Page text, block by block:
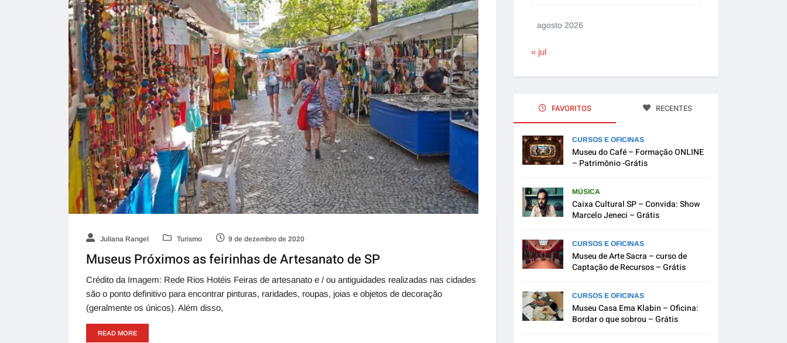
Juliana Rangel Turismo 9 de dezembro de 2020
Museus Próximos as feirinhas de Artesanato de SP
Crédito da Imagem: Rede Rios Hotéis Feiras de artesanato e / ou antiguidades realizadas nas cidades
são o ponto definitivo para encontrar pinturas, raridades, roupas, joias e objetos de decoração
(geralmente os únicos). Além disso,
READ MORE
agosto 2026
« jul
FAVORITOS RECENTES
CURSOS E OFICINAS
Museu do Café – Formação ONLINE
– Patrimônio -Grátis
MÚSICA
Caixa Cultural SP – Convida: Show
Marcelo Jeneci – Grátis
CURSOS E OFICINAS
Museu de Arte Sacra – curso de
Captação de Recursos – Grátis
CURSOS E OFICINAS
Museu Casa Ema Klabin – Oficina:
Bordar o que sobrou – Grátis